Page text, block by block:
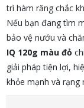
trì hàm răng chắc
Nếu bạn đang tìm
bảo vệ nướu và
IQ 120g màu đỏ
giải pháp tiện lợi,
khỏe mạnh và rạng